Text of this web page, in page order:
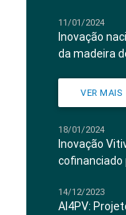
11/01/2024
Inovação
da madeira
VER MAIS
18/01/2024
Inovação
cofinanciado
14/12/2023
AI4PV: